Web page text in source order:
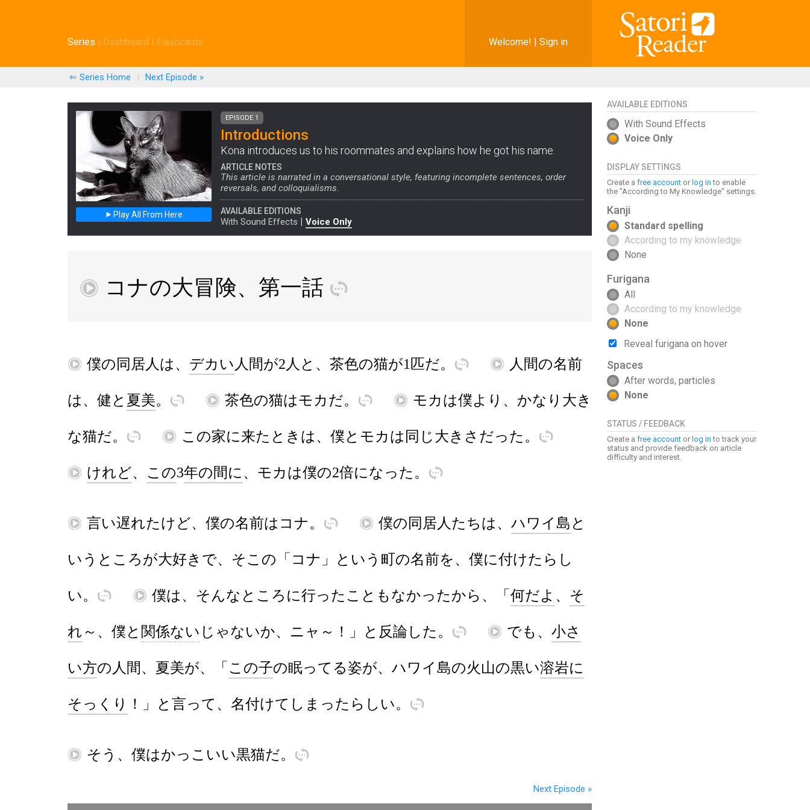
Welcome! | Sign in
Series | Dashboard | Flashcards
⇐ Series Home | Next Episode »
AVAILABLE EDITIONS
With Sound Effects
Voice Only
DISPLAY SETTINGS
Create a free account or log in to enable
the "According to My Knowledge" settings.
Kanji
Standard spelling
According to my knowledge
None
Furigana
All
According to my knowledge
None
Reveal furigana on hover
Spaces
After words, particles
None
STATUS / FEEDBACK
Create a free account or log in to track your
status and provide feedback on article
difficulty and interest.
Play All From Here
EPISODE 1
Introductions
Kona introduces us to his roommates and explains how he got his name.
ARTICLE NOTES
This article is narrated in a conversational style, featuring incomplete sentences, order
reversals, and colloquialisms.
AVAILABLE EDITIONS
With Sound Effects | Voice Only
再 コナの大冒険、 第一話 訳
再 僕の同居人 は、 デカい 人間が2人 と 、 茶色の猫が1 匹だ。 訳 再 人間の名前
は、 健と 夏美。 訳 再 茶色の猫はモカだ。 訳 再 モカは僕より 、 かなり 大き
な猫だ。 訳 再 この家に来た とき は、 僕と モカは 同 じ大きさ だった 。 訳
再 けれど、 この3年の間に 、 モカは僕の2倍にな った 。 訳
再 言い遅れたけど、 僕の名前は コナ。 訳 再 僕の同居人 たちは、 ハワイ島 と
いう ところが大好き で、 そこ の 「 コナ 」 と いう 町の名前を、 僕に付けた らし
い。 訳 再 僕は、 そんな ところ に行った こと もなかったから 、 「 何だよ 、 そ
れ ～、 僕と 関係ない じゃないか、 ニャ～ ！ 」 と 反論 した 。 訳 再 でも 、 小さ
い方の 人間、 夏美が、 「 この子の眠ってる姿が、 ハワイ島の火山の黒い溶岩に
そっくり ！ 」 と 言って 、 名付けて しま った らしい。 訳
再 そう 、 僕はかっこいい黒猫だ。 訳
Next Episode »